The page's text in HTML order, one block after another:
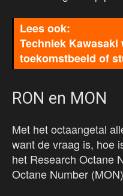
Techniek
toekomstbeeld of
RON en MON
Met het octaangetal
want de vraag is, hoe
het Research Octane
Octane Number